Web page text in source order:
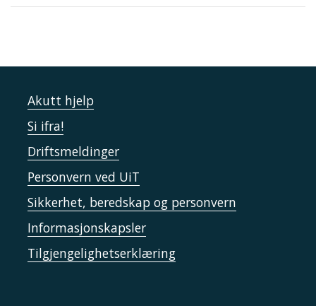
Akutt hjelp
Si ifra!
Driftsmeldinger
Personvern ved UiT
Sikkerhet, beredskap og personvern
Informasjonskapsler
Tilgjengelighetserklæring